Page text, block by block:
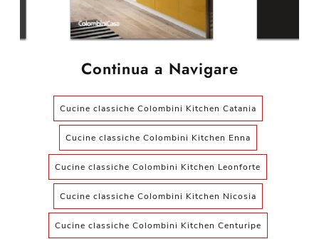
Continua a Navigare
Cucine classiche Colombini Kitchen Catania
Cucine classiche Colombini Kitchen Enna
Cucine classiche Colombini Kitchen Leonforte
Cucine classiche Colombini Kitchen Nicosia
Cucine classiche Colombini Kitchen Centuripe